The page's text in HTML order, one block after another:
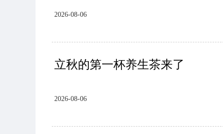
2026-08-06
立秋的第一杯养生茶来了
2026-08-06